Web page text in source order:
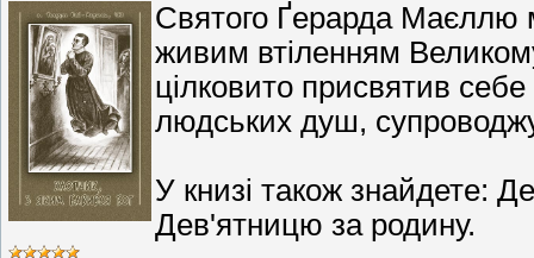
Святого Ґерарда Маєллю
живим втіленням
цілковито присвятив
людських душ,
У книзі також знайдете:
Дев'ятницю за родину.